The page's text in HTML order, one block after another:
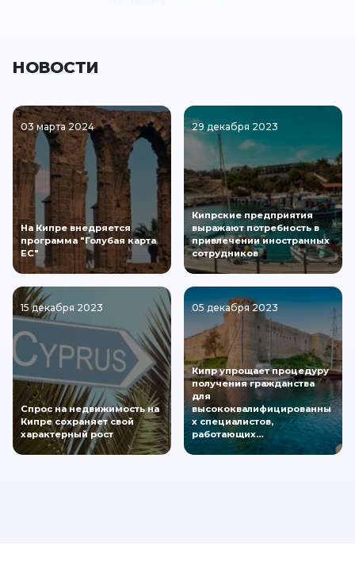
НОВОСТИ
03 марта 2024
На Кипре внедряется
программа "Голубая карта
ЕС"
29 декабря 2023
Кипрские предприятия
выражают потребность в
привлечении иностранных
сотрудников
15 декабря 2023
Спрос на недвижимость на
Кипре сохраняет свой
характерный рост
05 декабря 2023
Кипр упрощает процедуру
получения гражданства
для
высококвалифицированны
х специалистов,
работающих…